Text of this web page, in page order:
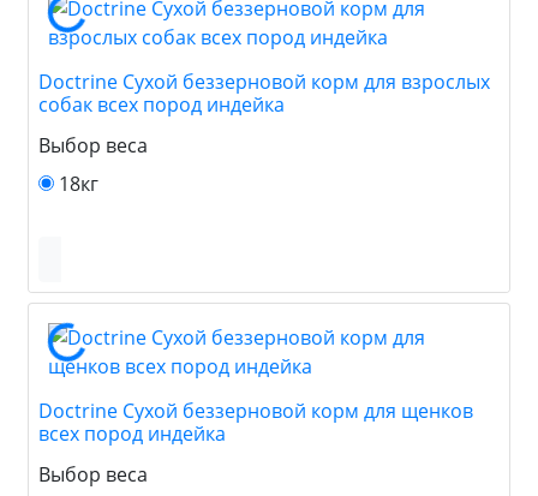
Doctrine Сухой беззерновой корм для взрослых
собак всех пород индейка
Выбор веса
18кг
Doctrine Сухой беззерновой корм для щенков
всех пород индейка
Выбор веса